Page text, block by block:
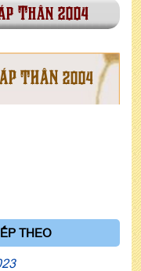
Thân 2004
THÂN 2004
THEO